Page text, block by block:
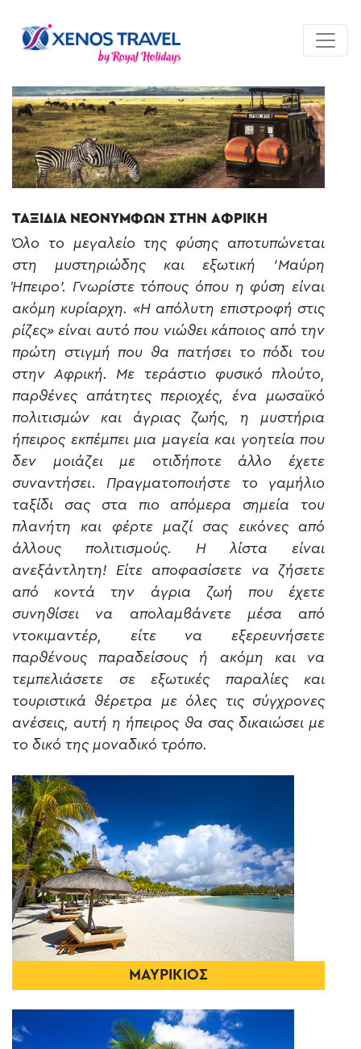
ΤΑΞΙΔΙΑ ΝΕΟΝΥΜΦΩΝ ΣΤΗΝ ΑΦΡΙΚΗ
Όλο το μεγαλείο της φύσης αποτυπώνεται
στη μυστηριώδης και εξωτική ‘Μαύρη
Ήπειρο’. Γνωρίστε τόπους όπου η φύση είναι
ακόμη κυρίαρχη. «Η απόλυτη επιστροφή στις
ρίζες» είναι αυτό που νιώθει κάποιος από την
πρώτη στιγμή που θα πατήσει το πόδι του
στην Αφρική. Με τεράστιο φυσικό πλούτο,
παρθένες απάτητες περιοχές, ένα μωσαϊκό
πολιτισμών και άγριας ζωής, η μυστήρια
ήπειρος εκπέμπει μια μαγεία και γοητεία που
δεν μοιάζει με οτιδήποτε άλλο έχετε
συναντήσει. Πραγματοποιήστε το γαμήλιο
ταξίδι σας στα πιο απόμερα σημεία του
πλανήτη και φέρτε μαζί σας εικόνες από
άλλους πολιτισμούς. Η λίστα είναι
ανεξάντλητη! Είτε αποφασίσετε να ζήσετε
από κοντά την άγρια ζωή που έχετε
συνηθίσει να απολαμβάνετε μέσα από
ντοκιμαντέρ, είτε να εξερευνήσετε
παρθένους παραδείσους ή ακόμη και να
τεμπελιάσετε σε εξωτικές παραλίες και
τουριστικά θέρετρα με όλες τις σύγχρονες
ανέσεις, αυτή η ήπειρος θα σας δικαιώσει με
το δικό της μοναδικό τρόπο.
ΜΑΥΡΙΚΙΟΣ